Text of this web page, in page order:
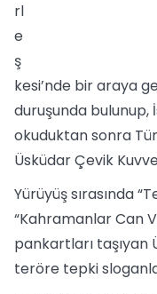
rl
e
ş
kesi’nde bir araya
duruşunda bulunup,
okuduktan sonra
Üsküdar Çevik
Yürüyüş sırasında
“Kahramanlar Can
pankartları taşıyan
teröre tepki